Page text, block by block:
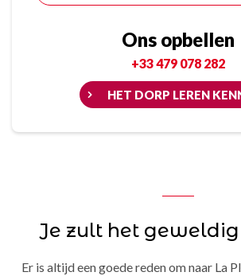
Ons opbellen
+33 479 078 282
HET DORP LEREN
Je zult het
Er is altijd een goede reden om naar La